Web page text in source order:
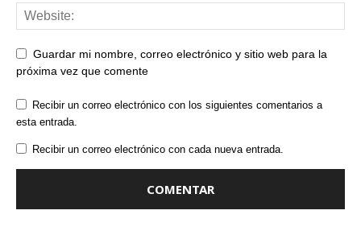
Guardar mi nombre, correo electrónico y sitio web para la
próxima vez que comente
Recibir un correo electrónico con los siguientes comentarios a
esta entrada.
Recibir un correo electrónico con cada nueva entrada.